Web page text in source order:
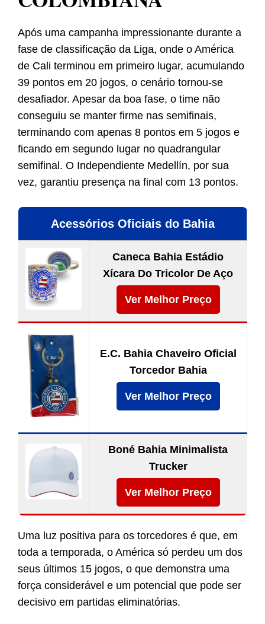
Após uma campanha impressionante durante a
fase de classificação da Liga, onde o América
de Cali terminou em primeiro lugar, acumulando
39 pontos em 20 jogos, o cenário tornou-se
desafiador. Apesar da boa fase, o time não
conseguiu se manter firme nas semifinais,
terminando com apenas 8 pontos em 5 jogos e
ficando em segundo lugar no quadrangular
semifinal. O Independiente Medellín, por sua
vez, garantiu presença na final com 13 pontos.
Acessórios Oficiais do Bahia
Caneca Bahia Estádio
Xícara Do Tricolor De Aço
Ver Melhor Preço
E.C. Bahia Chaveiro Oficial
Torcedor Bahia
Ver Melhor Preço
Boné Bahia Minimalista
Trucker
Ver Melhor Preço
Uma luz positiva para os torcedores é que, em
toda a temporada, o América só perdeu um dos
seus últimos 15 jogos, o que demonstra uma
força considerável e um potencial que pode ser
decisivo em partidas eliminatórias.